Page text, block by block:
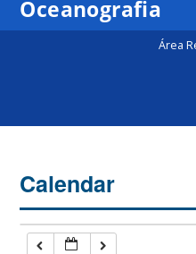
Oceanografia
Área
Calendar